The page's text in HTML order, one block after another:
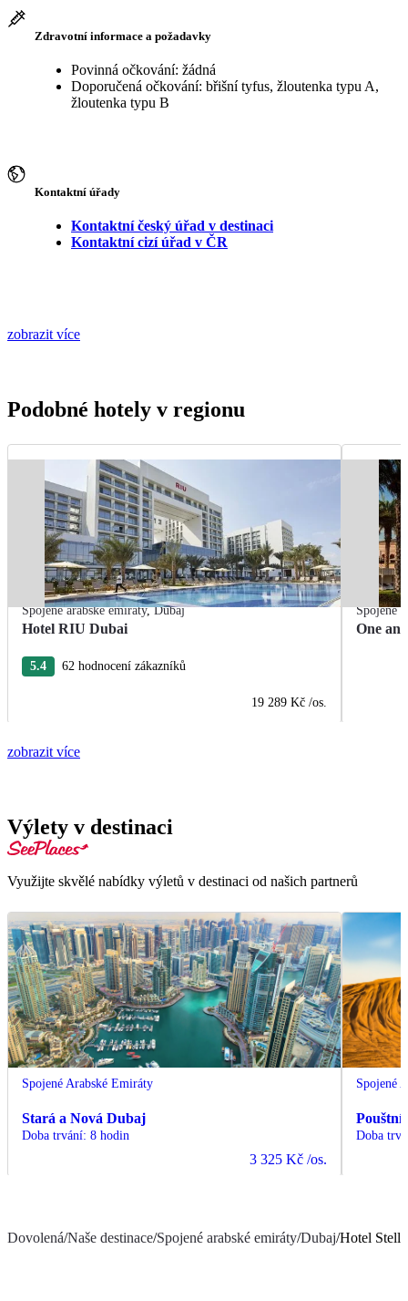
Zdravotní informace a požadavky
Povinná očkování: žádná
Doporučená očkování: břišní tyfus, žloutenka typu A,
žloutenka typu B
Kontaktní úřady
Kontaktní český úřad v destinaci
Kontaktní cizí úřad v ČR
zobrazit více
Podobné hotely v regionu
Spojené arabské emiráty,Dubaj
Hotel RIU Dubai
5.4 62 hodnocení zákazníků
19 289 Kč /os.
Spojené
One
zobrazit více
Výlety v destinaci
Využijte skvělé nabídky výletů v destinaci od našich partnerů
Spojené Arabské Emiráty
Stará a Nová Dubaj
Doba trvání: 8 hodin
3 325 Kč /os.
Spojené
Pouštní
Doba
Dovolená/Naše destinace/Spojené arabské emiráty/Dubaj/Hotel